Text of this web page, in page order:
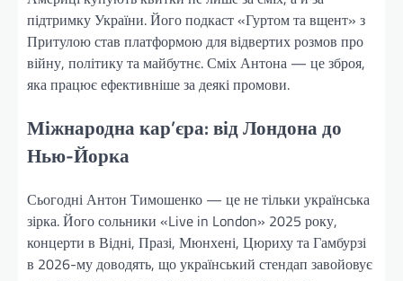
підтримку України. Його подкаст «Гуртом та вщент» з
Притулою став платформою для відвертих розмов про
війну, політику та майбутнє. Сміх Антона — це зброя,
яка працює ефективніше за деякі промови.
Міжнародна кар’єра: від Лондона до
Нью-Йорка
Сьогодні Антон Тимошенко — це не тільки українська
зірка. Його сольники «Live in London» 2025 року,
концерти в Відні, Празі, Мюнхені, Цюриху та Гамбурзі
в 2026-му доводять, що український стендап завойовує